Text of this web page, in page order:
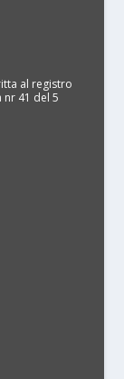
al registro
nr 41 del 5